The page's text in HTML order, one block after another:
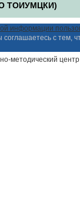
ТОИУМЦКИ)
информации
с тем,
методический центр